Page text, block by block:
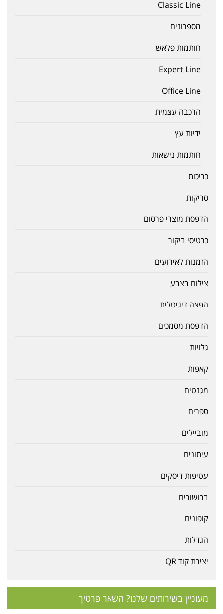
Classic Line
מספרונים
חותמות פלאש
Expert Line
Office Line
הרכבה עצמית
ידיות עץ
חותמות נישאות
כריכות
סריקות
הדפסת מוצרי פרסום
כרטיסי ביקור
הזמנות לאירועים
צילום בצבע
הפצה דיגיטלית
הדפסת מסמכים
גלויות
קאפות
מגנטים
ספרים
מוביילים
עיתונים
עטיפות דיסקים
ברושורים
קופונים
הגדלות
יצירת קוד QR
מעוניין בשירותים שלנו? השאר פרטיך